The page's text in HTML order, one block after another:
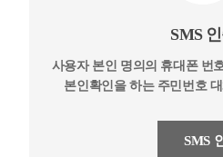
SMS
사용자 본인 명의의 휴대폰 번
본인확인을 하는 주민번호
SMS